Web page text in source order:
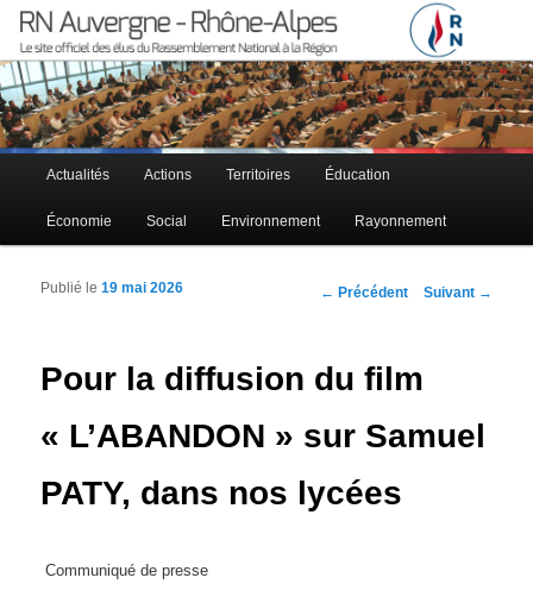
RN Auvergne – Rhône-Alpes
Le site officiel des élus RN à la région Auvergne – Rhône-Alpes
Menu principal
Aller au contenu principal
Aller au contenu secondaire
Actualités Actions Territoires Éducation
Économie Social Environnement Rayonnement
Navigation des articles
← Précédent Suivant →
Pour la diffusion du film
« L’ABANDON » sur Samuel
PATY, dans nos lycées
Publié le19 mai 2026
Communiqué de presse